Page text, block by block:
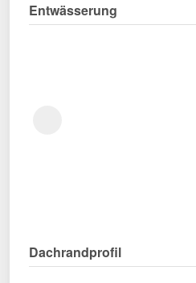
Entwässerung
Dachrandprofil